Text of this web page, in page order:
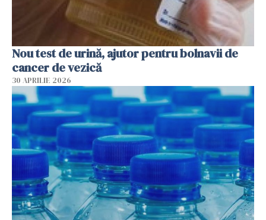
Nou test de urină, ajutor pentru bolnavii de
cancer de vezică
30 APRILIE 2026